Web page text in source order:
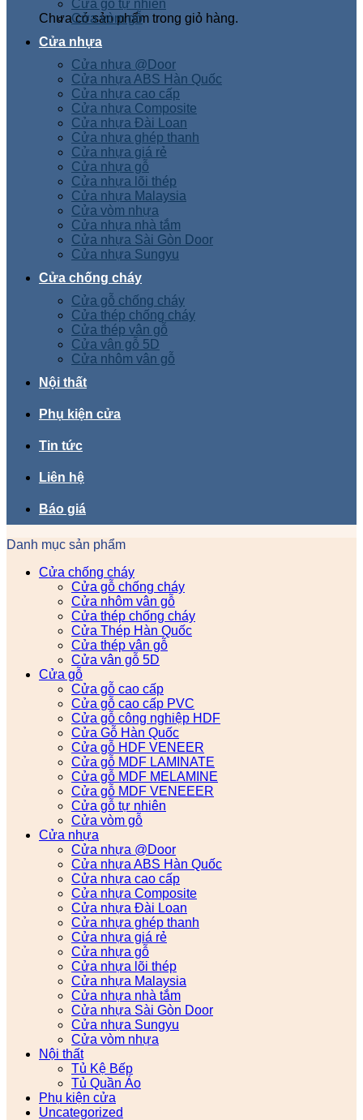
Chưa có sản phẩm trong giỏ hàng.
Cửa gỗ tự nhiên
Cửa vòm gỗ
Cửa nhựa
Cửa nhựa @Door
Cửa nhựa ABS Hàn Quốc
Cửa nhựa cao cấp
Cửa nhựa Composite
Cửa nhựa Đài Loan
Cửa nhựa ghép thanh
Cửa nhựa giá rẻ
Cửa nhựa gỗ
Cửa nhựa lõi thép
Cửa nhựa Malaysia
Cửa vòm nhựa
Cửa nhựa nhà tắm
Cửa nhựa Sài Gòn Door
Cửa nhựa Sungyu
Cửa chống cháy
Cửa gỗ chống cháy
Cửa thép chống cháy
Cửa thép vân gỗ
Cửa vân gỗ 5D
Cửa nhôm vân gỗ
Nội thất
Phụ kiện cửa
Tin tức
Liên hệ
Báo giá
Danh mục sản phẩm
Cửa chống cháy
Cửa gỗ chống cháy
Cửa nhôm vân gỗ
Cửa thép chống cháy
Cửa Thép Hàn Quốc
Cửa thép vân gỗ
Cửa vân gỗ 5D
Cửa gỗ
Cửa gỗ cao cấp
Cửa gỗ cao cấp PVC
Cửa gỗ công nghiệp HDF
Cửa Gỗ Hàn Quốc
Cửa gỗ HDF VENEER
Cửa gỗ MDF LAMINATE
Cửa gỗ MDF MELAMINE
Cửa gỗ MDF VENEEER
Cửa gỗ tự nhiên
Cửa vòm gỗ
Cửa nhựa
Cửa nhựa @Door
Cửa nhựa ABS Hàn Quốc
Cửa nhựa cao cấp
Cửa nhựa Composite
Cửa nhựa Đài Loan
Cửa nhựa ghép thanh
Cửa nhựa giá rẻ
Cửa nhựa gỗ
Cửa nhựa lõi thép
Cửa nhựa Malaysia
Cửa nhựa nhà tắm
Cửa nhựa Sài Gòn Door
Cửa nhựa Sungyu
Cửa vòm nhựa
Nội thất
Tủ Kệ Bếp
Tủ Quần Áo
Phụ kiện cửa
Uncategorized